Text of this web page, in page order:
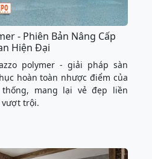
- Phiên Bản Nâng Cấp
Hiện Đại
polymer - giải pháp sàn
hoàn toàn nhược điểm của
mang lại vẻ đẹp liền
vượt trội.